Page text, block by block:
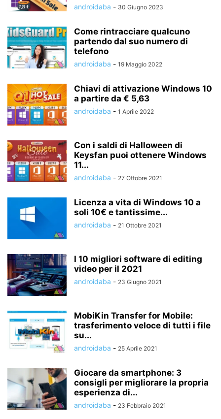
androidaba - 30 Giugno 2023
Come rintracciare qualcuno
partendo dal suo numero di
telefono
androidaba - 19 Maggio 2022
Chiavi di attivazione Windows 10
a partire da € 5,63
androidaba - 1 Aprile 2022
Con i saldi di Halloween di
Keysfan puoi ottenere Windows
11...
androidaba - 27 Ottobre 2021
Licenza a vita di Windows 10 a
soli 10€ e tantissime...
androidaba - 21 Ottobre 2021
I 10 migliori software di editing
video per il 2021
androidaba - 23 Giugno 2021
MobiKin Transfer for Mobile:
trasferimento veloce di tutti i file
su...
androidaba - 25 Aprile 2021
Giocare da smartphone: 3
consigli per migliorare la propria
esperienza di...
androidaba - 23 Febbraio 2021